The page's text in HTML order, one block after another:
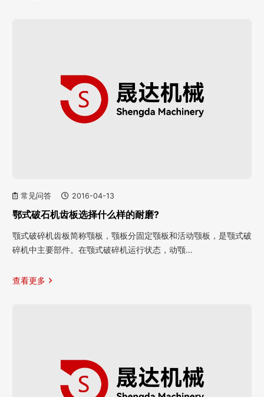
常见问答 2016-04-13
鄂式破石机齿板选择什么样的耐磨?
颚式破碎机齿板简称颚板，颚板分固定颚板和活动颚板，是颚式破
碎机中主要部件。在颚式破碎机运行状态，动颚…
查看更多